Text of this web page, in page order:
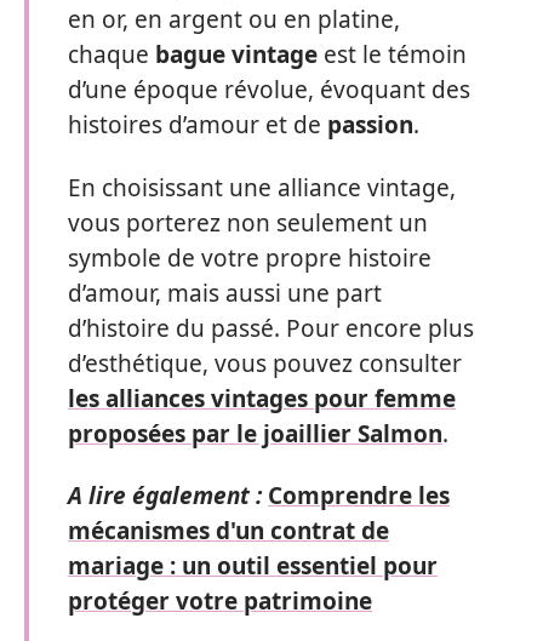
en or, en argent ou en platine,
chaque bague vintage est le témoin
d’une époque révolue, évoquant des
histoires d’amour et de passion.
En choisissant une alliance vintage,
vous porterez non seulement un
symbole de votre propre histoire
d’amour, mais aussi une part
d’histoire du passé. Pour encore plus
d’esthétique, vous pouvez consulter
les alliances vintages pour femme
proposées par le joaillier Salmon.
A lire également : Comprendre les
mécanismes d'un contrat de
mariage : un outil essentiel pour
protéger votre patrimoine